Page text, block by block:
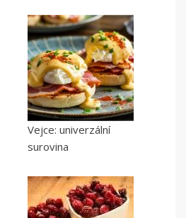
Vejce: univerzální
surovina